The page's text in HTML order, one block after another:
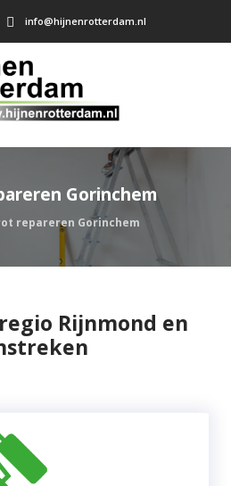
info@hijnenrotterdam.nl
Gorinchem
repareren Gorinchem
Rijnmond en